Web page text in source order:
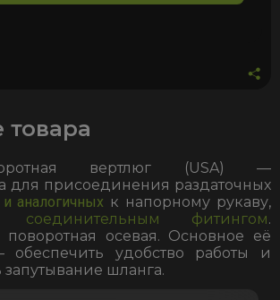
товара
вертлюг (USA) —
для присоединения раздаточных
аналогичных к напорному рукаву,
соединительным фитингом.
осевая. Основное её
обеспечить удобство работы и
запутывание шланга.